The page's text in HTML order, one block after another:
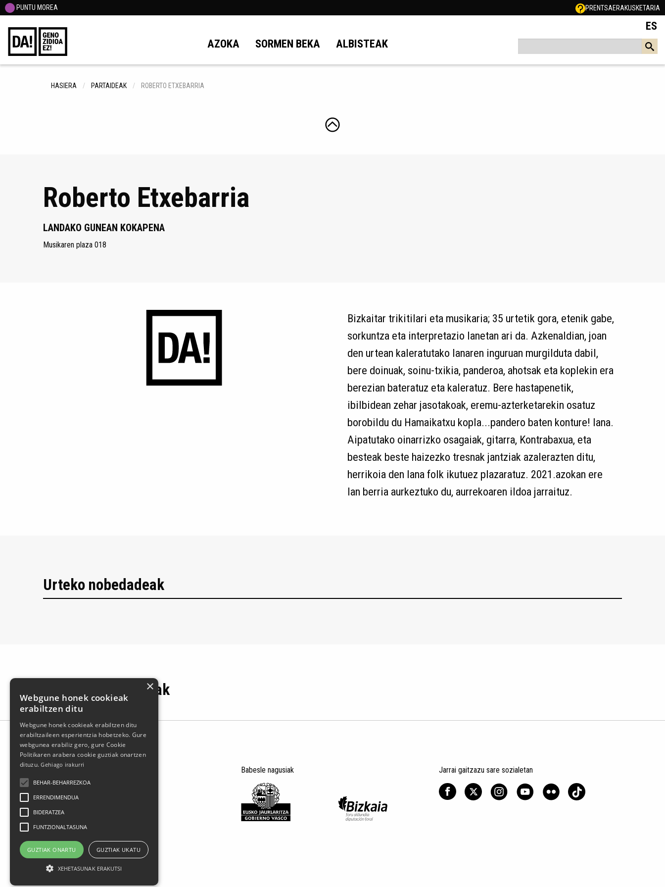
PUNTU MOREA PRENTSAERAKUSKETARIA
AZOKA SORMEN BEKA ALBISTEAK
ES
HASIERA PARTAIDEAK ROBERTO ETXEBARRIA
Roberto Etxebarria
LANDAKO GUNEAN KOKAPENA
Musikaren plaza 018
Bizkaitar trikitilari eta musikaria; 35 urtetik gora, etenik gabe,
sorkuntza eta interpretazio lanetan ari da. Azkenaldian, joan
den urtean kaleratutako lanaren inguruan murgilduta dabil,
bere doinuak, soinu-txikia, panderoa, ahotsak eta koplekin era
berezian bateratuz eta kaleratuz. Bere hastapenetik,
ibilbidean zehar jasotakoak, eremu-azterketarekin osatuz
borobildu du Hamaikatxu kopla...pandero baten konture! lana.
Aipatutako oinarrizko osagaiak, gitarra, Kontrabaxua, eta
besteak beste haizezko tresnak jantziak azalerazten ditu,
herrikoia den lana folk ikutuez plazaratuz. 2021.azokan ere
lan berria aurkeztuko du, aurrekoaren ildoa jarraituz.
Urteko nobedadeak
Azokako produktuak
Larrasoloeta, 3 48200 Durango
gerediaga@durangokoazoka.eus
Babesle nagusiak Jarrai gaitzazu sare sozialetan
×
Webgune honek cookieak
erabiltzen ditu
Webgune honek cookieak erabiltzen ditu
erabiltzaileen esperientzia hobetzeko. Gure
webgunea erabiliz gero, gure Cookie
Politikaren arabera cookie guztiak onartzen
dituzu.Gehiago irakurri
BEHAR-BEHARREZKOA
ERRENDIMENDUA
BIDERATZEA
FUNTZIONALTASUNA
GUZTIAK ONARTU GUZTIAK UKATU
XEHETASUNAK ERAKUTSI